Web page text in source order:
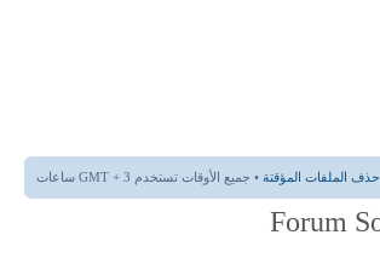
حذف الملفات المؤقتة • جميع الأوقات تستخدم GMT + 3 ساعات